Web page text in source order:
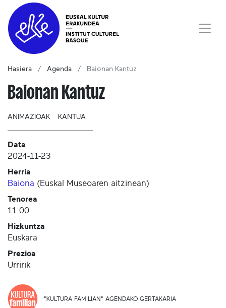
Hasiera Agenda Baionan Kantuz
Baionan Kantuz
ANIMAZIOAK KANTUA
Data
2024-11-23
Herria
Baiona (Euskal Museoaren aitzinean)
Tenorea
11:00
Hizkuntza
Euskara
Prezioa
Urririk
"KULTURA FAMILIAN" AGENDAKO GERTAKARIA